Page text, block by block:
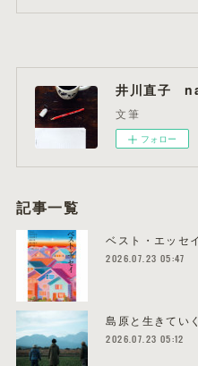
井川直子
文筆
フォロー
記事一覧
ベスト・エッセ
2026.07.23 05:47
島原と生きてい
2026.07.23 05:12